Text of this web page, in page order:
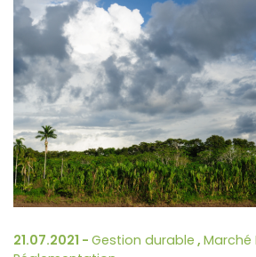
21.07.2021 - Gestion durable , Marché